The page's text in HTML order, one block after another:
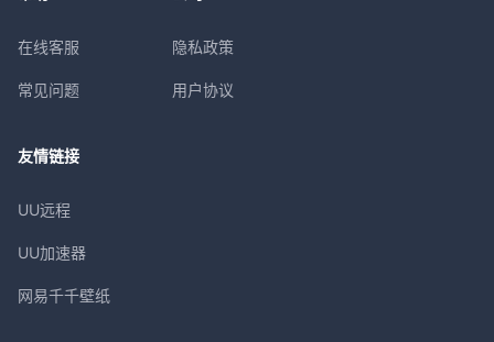
在线客服
常见问题
隐私政策
用户协议
友情链接
UU远程
UU加速器
网易千千壁纸